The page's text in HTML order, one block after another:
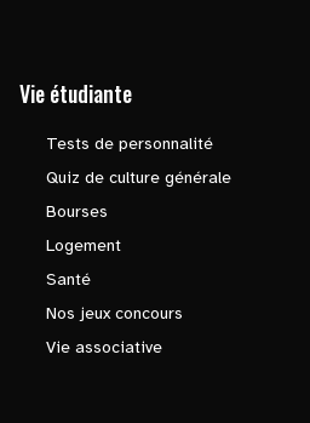
Vie étudiante
Tests de personnalité
Quiz de culture générale
Bourses
Logement
Santé
Nos jeux concours
Vie associative